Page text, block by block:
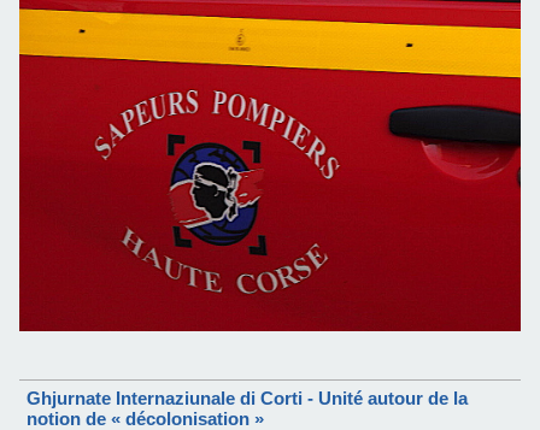
Ghjurnate Internaziunale di Corti - Unité autour de la
notion de « décolonisation »